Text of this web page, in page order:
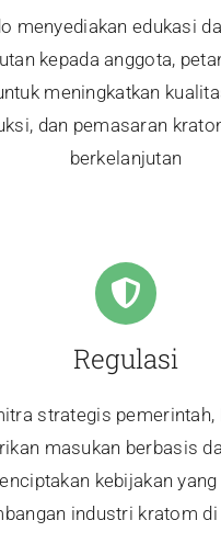
menyediakan edukasi
kepada anggota,
meningkatkan
dan pemasaran
berkelanjutan
Regulasi
strategis pemerintah,
masukan berbasis
kebijakan
industri kratom